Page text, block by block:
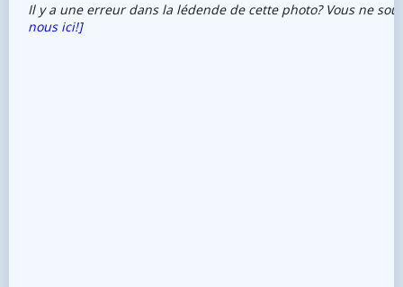
Il y a une erreur dans la lédende de cette photo? Vous ne
nous ici!]